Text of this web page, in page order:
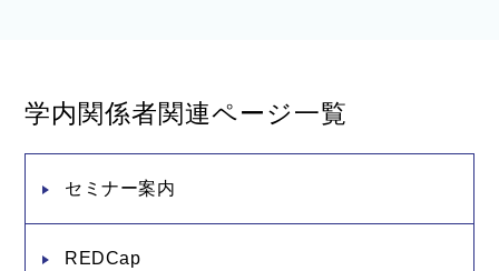
学内関係者関連ページ一覧
セミナー案内
REDCap